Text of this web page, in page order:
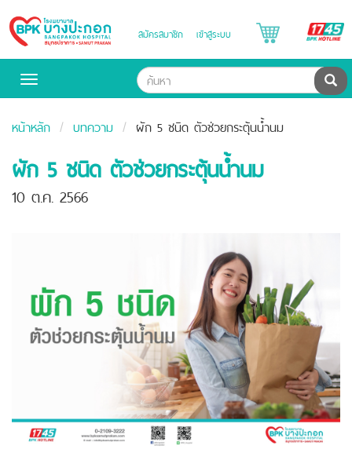
Bangpakok
Hospital
สมัครสมาชิก เข้าสู่ระบบ
Toggle
ค้น
หน้าหลัก บทความ ผัก 5 ชนิด ตัวช่วยกระตุ้นน้ำนม
ผัก 5 ชนิด ตัวช่วยกระตุ้นน้ำนม
10 ต.ค. 2566